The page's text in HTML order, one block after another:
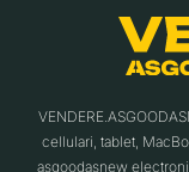
cellulari, tablet,
asgoodasnew